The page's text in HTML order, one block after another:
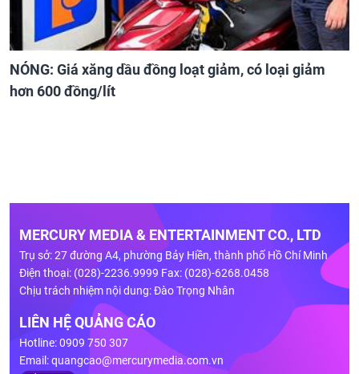
NÓNG: Giá xăng dầu đồng loạt giảm, có loại giảm
hơn 600 đồng/lít
MERCURY MEDIA & ENTERTAINMENT CO., LTD
Trụ sở: 27 đường A4, phường Bảy Hiền, thành phố Hồ Chí Minh
Điện thoại: (028)-2236.9999 Fax: (028)-6268.0458
Chịu trách nhiệm nội dung: Đào Trọng Nhân
LIÊN HỆ QUẢNG CÁO
Hotline: 0909 750 307
Email:quangcao@mercurymedia.com.vn